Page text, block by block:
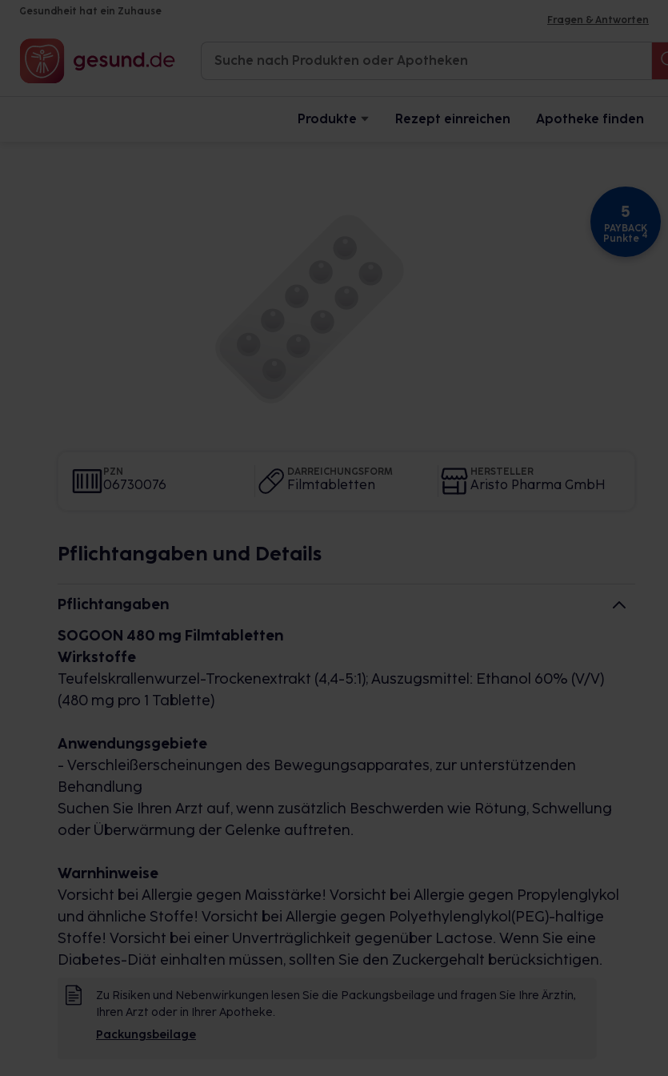
Gesundheit hat ein Zuhause
Fragen & Antworten
Produkte Rezept einreichen Apotheke finden
5
PAYBACK
Punkte 4
PZN
06730076
DARREICHUNGSFORM
Filmtabletten
HERSTELLER
Aristo Pharma GmbH
Pflichtangaben und Details
Pflichtangaben
SOGOON 480 mg Filmtabletten
Wirkstoffe
Teufelskrallenwurzel-Trockenextrakt (4,4-5:1); Auszugsmittel: Ethanol 60% (V/V)
(480 mg pro 1 Tablette)
Anwendungsgebiete
- Verschleißerscheinungen des Bewegungsapparates, zur unterstützenden
Behandlung
Suchen Sie Ihren Arzt auf, wenn zusätzlich Beschwerden wie Rötung, Schwellung
oder Überwärmung der Gelenke auftreten.
Warnhinweise
Vorsicht bei Allergie gegen Maisstärke! Vorsicht bei Allergie gegen Propylenglykol
und ähnliche Stoffe! Vorsicht bei Allergie gegen Polyethylenglykol(PEG)-haltige
Stoffe! Vorsicht bei einer Unverträglichkeit gegenüber Lactose. Wenn Sie eine
Diabetes-Diät einhalten müssen, sollten Sie den Zuckergehalt berücksichtigen.
Zu Risiken und Nebenwirkungen lesen Sie die Packungsbeilage und fragen Sie Ihre Ärztin,
Ihren Arzt oder in Ihrer Apotheke.
Packungsbeilage